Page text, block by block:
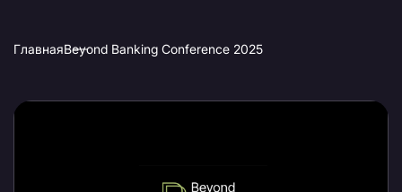
ГлавнаяBeyond Banking Conference 2025